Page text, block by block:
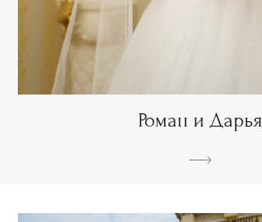
Роман и Дарья